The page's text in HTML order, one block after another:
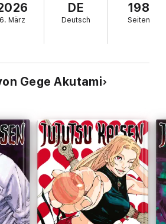
6. März
DE
Deutsch
198
Seiten
Gege Akutami